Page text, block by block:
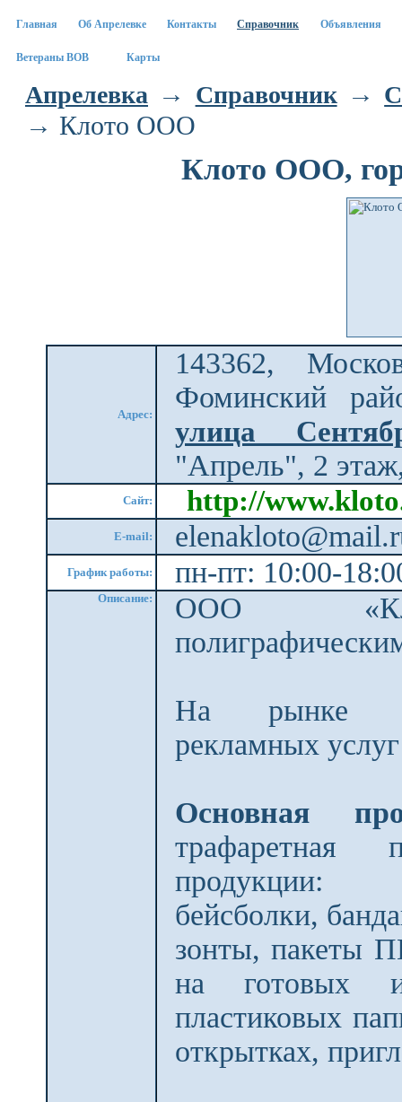
Главная Об Апрелевке Контакты Справочник Объявления
Ветераны ВОВ Карты
Апрелевка → Справочник→
→ Клото ООО
Клото ООО,
Адрес:
143362,
Фоминский
улица
"Апрель", 2
Сайт: http://
E-mail:
График работы: пн-пт: 10:00-
Описание:
ООО
На рынке
рекламных
Основная
трафаретная
продукции:
бейсболки,
зонты, пакеты
на готовых
пластиковых
открытках,